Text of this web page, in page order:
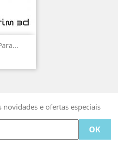
e ofertas especiais